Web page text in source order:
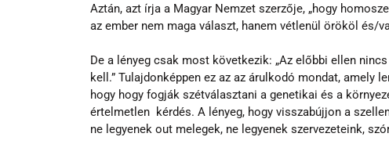
Aztán, azt írja a Magyar Nemzet szerzője, „hogy
az ember nem maga választ, hanem vétlenül örököl és/
De a lényeg csak most következik: „Az előbbi ellen
kell.” Tulajdonképpen ez az az árulkodó mondat, amely
hogy hogy fogják szétválasztani a genetikai és a
értelmetlen  kérdés. A lényeg, hogy visszabújjon a
ne legyenek out melegek, ne legyenek szervezeteink,